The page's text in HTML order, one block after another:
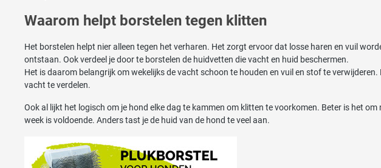
Waarom helpt borstelen tegen klitten
Het borstelen helpt nier alleen tegen het verharen. Het zorgt ervoor dat losse haren en vuil
ontstaan. Ook verdeel je door te borstelen de huidvetten die vacht en huid beschermen.
Het is daarom belangrijk om wekelijks de vacht schoon te houden en vuil en stof te
vacht te verdelen.
Ook al lijkt het logisch om je hond elke dag te kammen om klitten te voorkomen. Beter is het
week is voldoende. Anders tast je de huid van de hond te veel aan.